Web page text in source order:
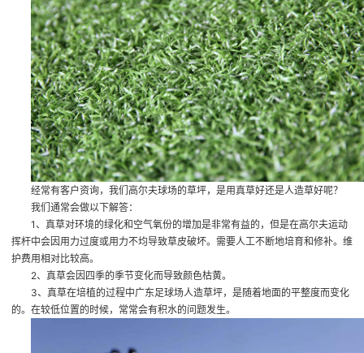
经常有客户资询，我们高尔夫球场的草坪，是用真草好还是人造草好呢？
我们通常会做以下解答：
1、真草对环境的绿化和空气氧份的增加是非常有益的，但是在高尔夫运动
挥杆中会因用力过度或用力不均导致草皮破坏。需要人工不断地培育和修补。维
护费用相对比较高。
2、真草会因四季的季节变化而导致颜色枯黄。
3、真草在培植的过程中广东足球场人造草坪，是随着地面的平整度而变化
的。在较低位置的时候，常常会有积水的问题发生。